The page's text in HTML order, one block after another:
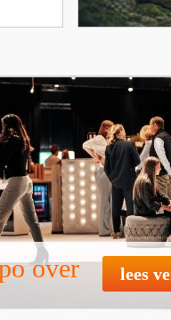
over lees